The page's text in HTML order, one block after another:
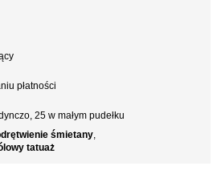
płatności
25 w małym pudełku
śmietany,
tatuaż